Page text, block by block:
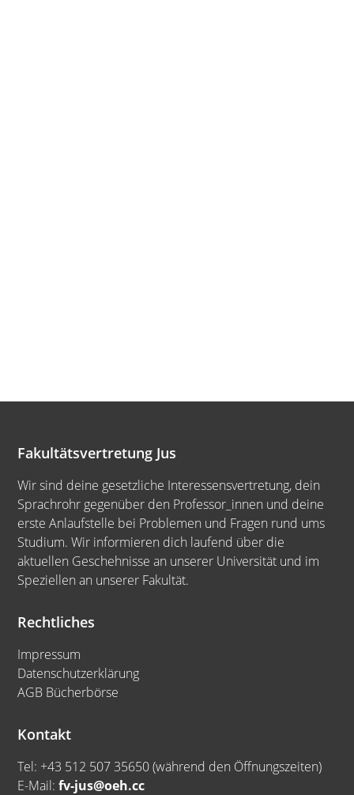
Fakultätsvertretung Jus
Wir sind deine gesetzliche Interessensvertretung, dein
Sprachrohr gegenüber den Professor_innen und deine
erste Anlaufstelle bei Problemen und Fragen rund ums
Studium. Wir informieren dich laufend über die
aktuellen Geschehnisse an unserer Universität und im
Speziellen an unserer Fakultät.
Rechtliches
Impressum
Datenschutzerklärung
AGB Bücherbörse
Kontakt
Tel: +43 512 507 35650 (während den Öffnungszeiten)
E-Mail:fv-jus@oeh.cc